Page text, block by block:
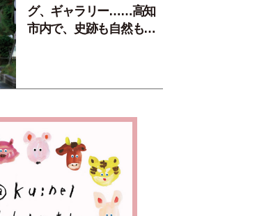
グ、ギャラリー……高知
市内で、史跡も自然もグ